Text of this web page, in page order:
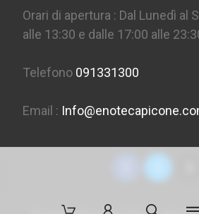
Orari di apertura : Dal Lunedì al
alle 13:30 e dalle 17:00 alle
Telefono 091331300
Email :